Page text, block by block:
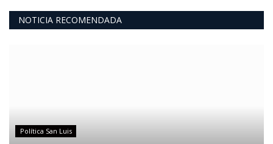
NOTICIA RECOMENDADA
Política San Luis